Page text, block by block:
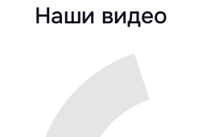
Наши видео